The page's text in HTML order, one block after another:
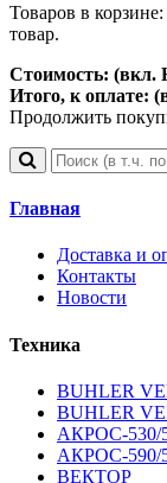
Товаров в корзине:
товар.
Стоимость:
Итого, к оплате:
Продолжить
Главная
Доставка и
Контакты
Новости
Техника
BUHLER
BUHLER
АКРОС-530/
АКРОС-590/
ВЕКТОР